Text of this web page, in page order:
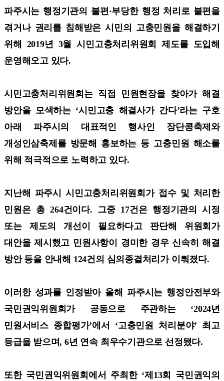
파주시는 행정기관의 불편·부당한 행정 처리로 불편을
겪거나 권리를 침해받은 시민의 고충민원을 해결하기
위해 2019년 3월 시민고충처리위원회 제도를 도입해
운영해오고 있다.
시민고충처리위원회는 직접 민원현장을 찾아가 해결
방안을 모색하는 ‘시민고충 해결사가 간다’라는 구호
아래 파주시의 대표적인 행사인 장단콩축제와
개성인삼축제를 방문해 홍보하는 등 고충민원 해소를
위해 적극적으로 노력하고 있다.
지난해 파주시 시민고충처리위원회가 접수 및 처리한
민원은 총 264건이다. 그중 17건은 행정기관의 시정
또는 제도의 개선이 필요하다고 판단해 위원회가
대안을 제시했고 민원사항이 경미한 경우 신속히 해결
방안 등을 안내해 124건의 심의종결처리가 이뤄졌다.
이러한 성과를 인정받아 올해 파주시는 행정안전부와
국민권익위원회가 공동으로 주관하는 ‘2024년
민원서비스 종합평가’에서 ‘고충민원 처리분야’ 최고
등급을 받으며, 6년 연속 최우수기관으로 선정됐다.
또한 국민권익위원회에서 주최한 ‘제13회 국민권익의